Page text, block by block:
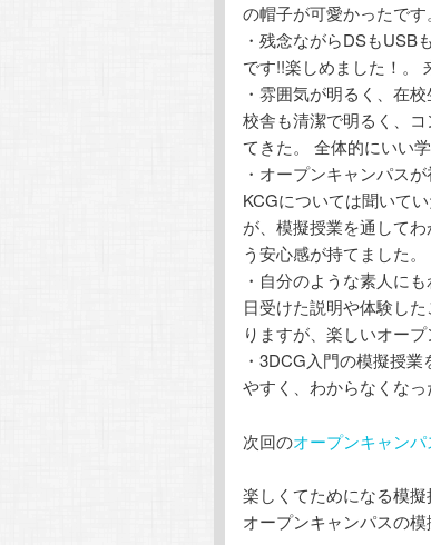
の帽子が可愛かったです
・残念ながらDSもUSB
です!!楽しめました！。
・雰囲気が明るく、在
校舎も清潔で明るく、
てきた。 全体的にいい学
・オープンキャンパス
KCGについては聞いて
が、模擬授業を通して
う安心感が持てました。
・自分のような素人に
日受けた説明や体験し
りますが、楽しいオー
・3DCG入門の模擬授
やすく、わからなくな
次回のオープンキャンパ
楽しくてためになる模
オープンキャンパスの